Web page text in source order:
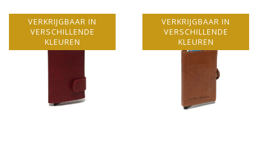
VERKRIJGBAAR IN
VERSCHILLENDE
KLEUREN
VERKRIJGBAAR IN
VERSCHILLENDE
KLEUREN